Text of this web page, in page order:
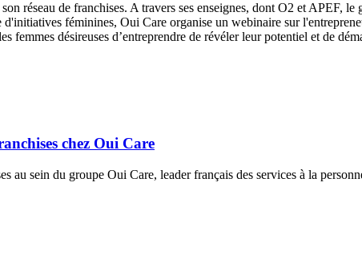
réseau de franchises. A travers ses enseignes, dont O2 et APEF,
féminines, Oui Care organise un webinaire sur
désireuses d’entreprendre de révéler leur potentiel et de
chez Oui Care
au sein du groupe Oui Care, leader français des services à la